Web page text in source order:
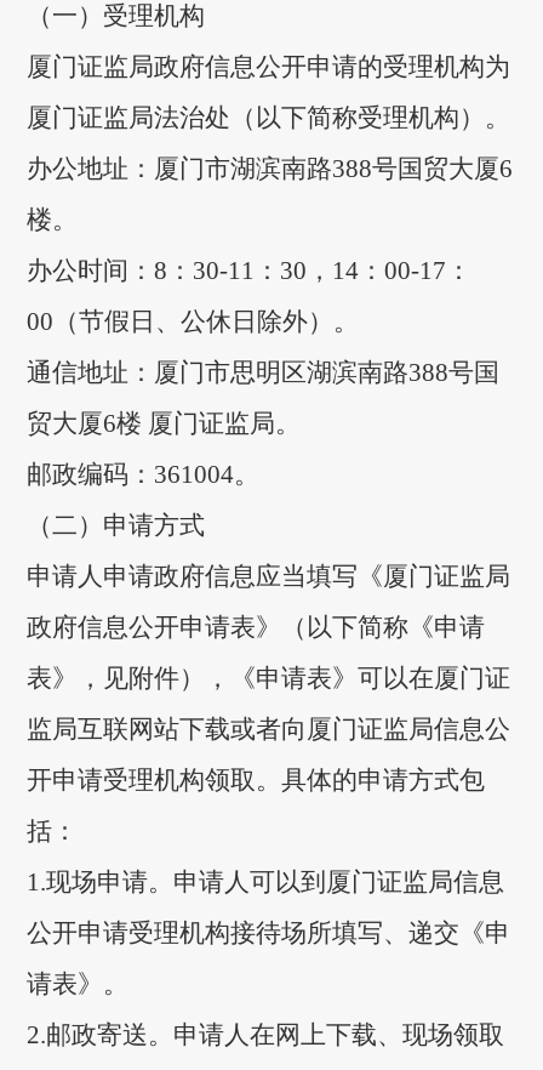
（一）受理机构
厦门证监局政府信息公开申请的受理机构为
厦门证监局法治处（以下简称受理机构）。
办公地址：厦门市湖滨南路388号国贸大厦6
楼。
办公时间：8：30-11：30，14：00-17：
00（节假日、公休日除外）。
通信地址：厦门市思明区湖滨南路388号国
贸大厦6楼 厦门证监局。
邮政编码：361004。
（二）申请方式
申请人申请政府信息应当填写《厦门证监局
政府信息公开申请表》（以下简称《申请
表》，见附件），《申请表》可以在厦门证
监局互联网站下载或者向厦门证监局信息公
开申请受理机构领取。具体的申请方式包
括：
1.现场申请。申请人可以到厦门证监局信息
公开申请受理机构接待场所填写、递交《申
请表》。
2.邮政寄送。申请人在网上下载、现场领取